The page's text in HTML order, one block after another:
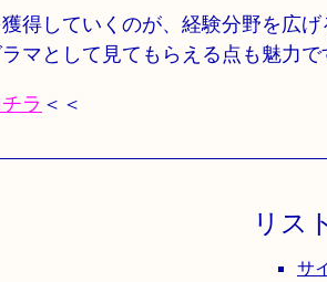
得していくのが、経験分野を広
マとして見てもらえる点も魅力で
ラ ＜＜
リス
サ